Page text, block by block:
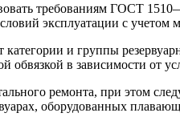
требо­ваниям ГОСТ
эксплуатации с
и группы
в зависимости от
ремонта, при этом
оборудованных